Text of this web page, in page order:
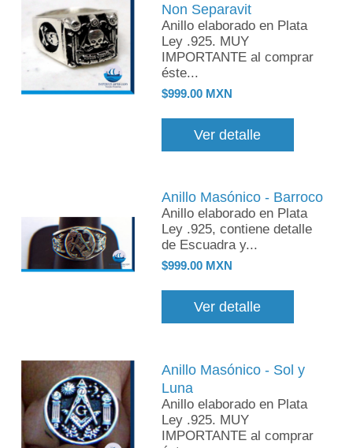
Non Separavit
Anillo elaborado en Plata
Ley .925. MUY
IMPORTANTE al comprar
éste...
$999.00 MXN
Ver detalle
Anillo Masónico - Barroco
Anillo elaborado en Plata
Ley .925, contiene detalle
de Escuadra y...
$999.00 MXN
Ver detalle
Anillo Masónico - Sol y
Luna
Anillo elaborado en Plata
Ley .925. MUY
IMPORTANTE al comprar